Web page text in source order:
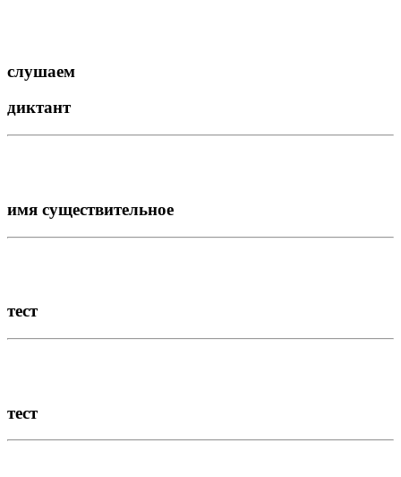
слушаем
диктант
имя существительное
тест
тест